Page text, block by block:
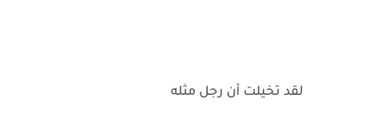
لقد تخيلت أن رجل مثله